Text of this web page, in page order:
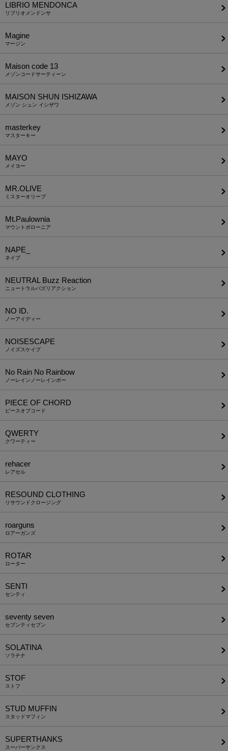
LIBRIO MENDONCA
リブリオメンドンサ
Magine
マージン
Maison code 13
メゾンコードサーティーン
MAISON SHUN ISHIZAWA
メゾン シュン イシザワ
masterkey
マスターキー
MAYO
メイヨー
MR.OLIVE
ミスターオリーブ
Mt.Paulownia
マウントポローニア
NAPE_
ネイプ
NEUTRAL Buzz Reaction
ニュートラルバズリアクション
NO ID.
ノーアイディー
NOISESCAPE
ノイズスケイプ
No Rain No Rainbow
ノーレインノーレインボー
PIECE OF CHORD
ピースオブコード
QWERTY
クワーティー
rehacer
レアセル
RESOUND CLOTHING
リサウンドクロージング
roarguns
ロアーガンズ
ROTAR
ローター
SENTI
センティ
seventy seven
セブンティセブン
SOLATINA
ソラチナ
STOF
ストフ
STUD MUFFIN
スタッドマフィン
SUPERTHANKS
スーパーサンクス